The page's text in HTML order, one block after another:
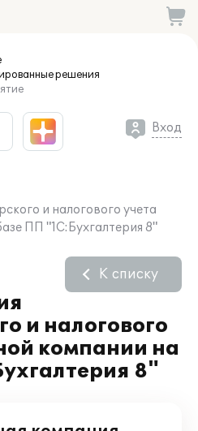
решения
Вход
и налогового учета
ПП "1С:Бухгалтерия 8"
и налогового
компании на
8"
К списку